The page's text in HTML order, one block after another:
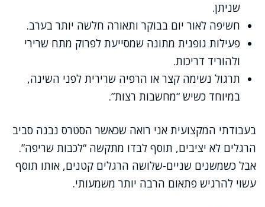
שניתן.
חשיפה לאור יום בבוקר ותאורה חלשה יותר בערב.
פעילות גופנית מתונה שמסייעת לפרוק מתח שרירי
ולהוריד דריכות.
תרגול נשימה קצר או הרפיה שרירית לפני השינה,
במיוחד כשיש “מחשבות רצות”.
בעבודתי המקצועית אני רואה שכאשר הסטרס נבנה סביב
הרגלים לא יציבים, תוסף לבדו מתקשה “לכבות שריפה”.
אבל כשמשנים שניים-שלושה הרגלים קטנים, אותו תוסף
עשוי להרגיש פתאום הרבה יותר משמעותי.